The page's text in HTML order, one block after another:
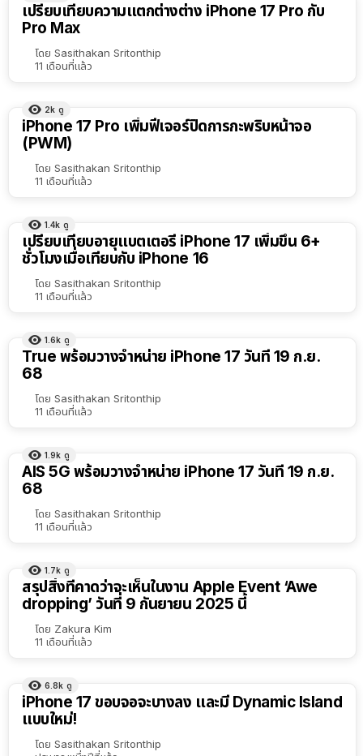
เปรียบเทียบความแตกต่างต่าง iPhone 17 Pro กับ
Pro Max
โดย Sasithakan Sritonthip
11 เดือนที่แล้ว
2k ดู
iPhone 17 Pro เพิ่มฟีเจอร์ปิดการกะพริบหน้าจอ
(PWM)
โดย Sasithakan Sritonthip
11 เดือนที่แล้ว
1.4k ดู
เปรียบเทียบอายุแบตเตอรี่ iPhone 17 เพิ่มขึ้น 6+
ชั่วโมงเมื่อเทียบกับ iPhone 16
โดย Sasithakan Sritonthip
11 เดือนที่แล้ว
1.6k ดู
True พร้อมวางจำหน่าย iPhone 17 วันที่ 19 ก.ย.
68
โดย Sasithakan Sritonthip
11 เดือนที่แล้ว
1.9k ดู
AIS 5G พร้อมวางจำหน่าย iPhone 17 วันที่ 19 ก.ย.
68
โดย Sasithakan Sritonthip
11 เดือนที่แล้ว
1.7k ดู
สรุปสิ่งที่คาดว่าจะเห็นในงาน Apple Event ‘Awe
dropping’ วันที่ 9 กันยายน 2025 นี้
โดย Zakura Kim
11 เดือนที่แล้ว
6.8k ดู
iPhone 17 ขอบจอจะบางลง และมี Dynamic Island
แบบใหม่!
โดย Sasithakan Sritonthip